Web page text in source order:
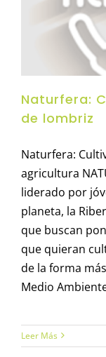
Naturfera:
de lombriz
Naturfera:
agricultura
liderado por
planeta, la
que buscan
que quieran
de la forma
Medio
Leer Más